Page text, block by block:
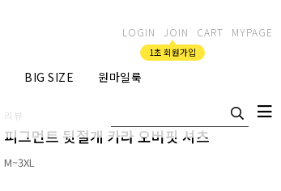
LOGIN JOIN
1초 회원가입
CART MYPAGE
BIG SIZE 원마일룩
리뷰
피그먼트 뒷절개 카라 오버핏 셔츠
M~3XL